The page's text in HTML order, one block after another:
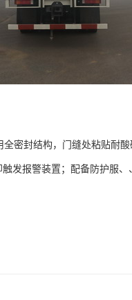
密封结构，门缝处粘贴耐
发报警装置；配备防护服